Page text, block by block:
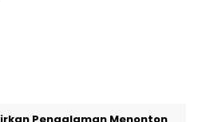
Pengalaman Menonton